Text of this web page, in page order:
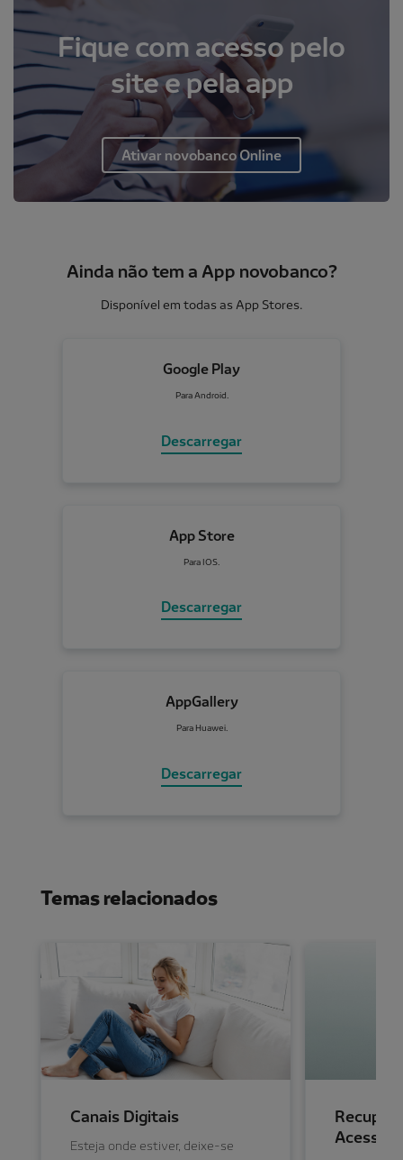
Fique com acesso pelo
site e pela app
Ativar novobanco Online
Ainda não tem a App novobanco?
Disponível em todas as App Stores.
Google Play
Para Android.
Descarregar
App Store
Para IOS.
Descarregar
AppGallery
Para Huawei.
Descarregar
Temas relacionados
Canais Digitais
Esteja onde estiver, deixe-se
Acesso